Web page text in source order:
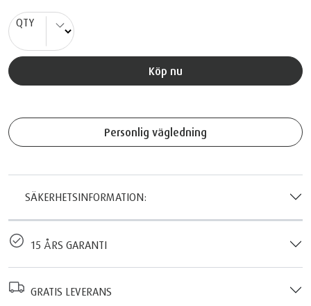
QTY
Köp nu
Personlig vägledning
SÄKERHETSINFORMATION:
15 ÅRS GARANTI
GRATIS LEVERANS